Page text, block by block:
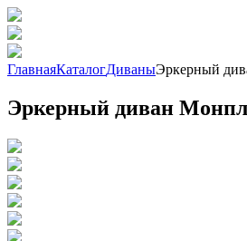
ГлавнаяКаталогДиваныЭркерный
Эркерный диван